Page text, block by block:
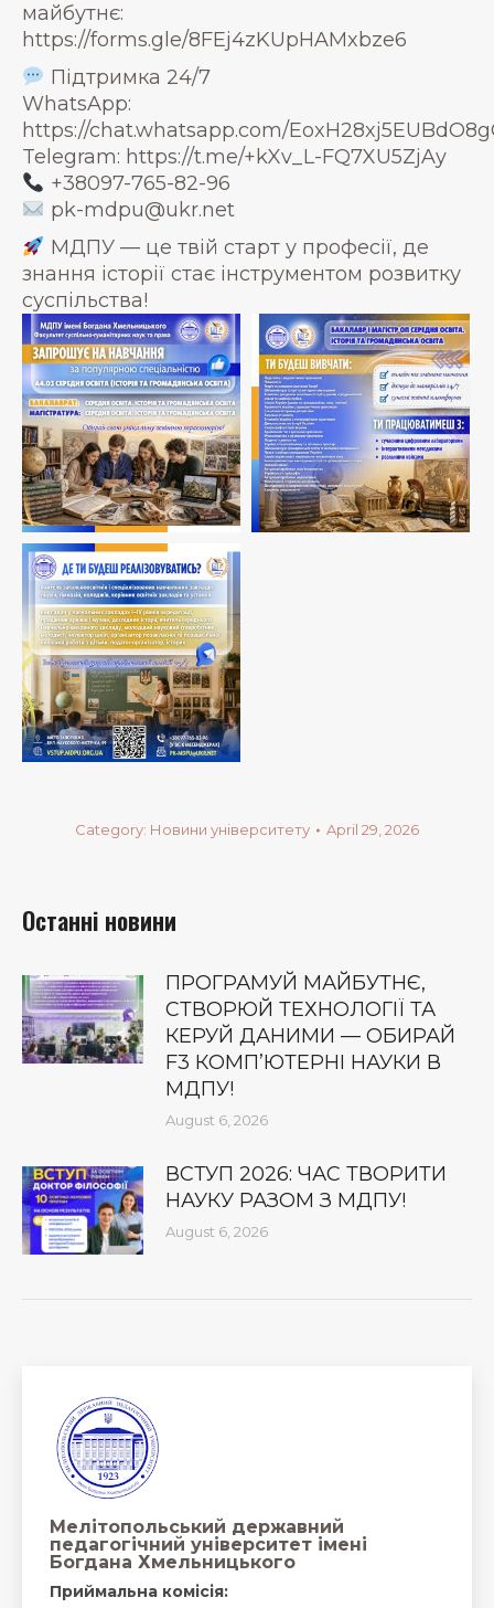
майбутнє:
https://forms.gle/8FEj4zKUpHAMxbze6
Підтримка 24/7
WhatsApp:
https://chat.whatsapp.com/
Telegram: https://t.me/+kXv_L-FQ7XU5ZjAy
+38097-765-82-96
pk-mdpu@ukr.net
МДПУ — це твій старт у професії, де
знання історії стає інструментом розвитку
суспільства!
Category: Новини університету April 29, 2026
Останні новини
ПРОГРАМУЙ МАЙБУТНЄ,
СТВОРЮЙ ТЕХНОЛОГІЇ ТА
КЕРУЙ ДАНИМИ — ОБИРАЙ
F3 КОМП’ЮТЕРНІ НАУКИ В
МДПУ!
August 6, 2026
ВСТУП 2026: ЧАС ТВОРИТИ
НАУКУ РАЗОМ З МДПУ!
August 6, 2026
Мелітопольський державний
педагогічний університет імені
Богдана Хмельницького
Приймальна комісія: